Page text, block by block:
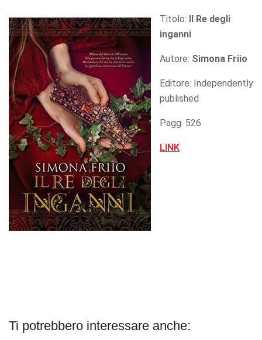
Titolo: Il Re degli
inganni
Autore: Simona Friio
Editore: Independently
published
Pagg. 526
LINK
Ti potrebbero interessare anche: